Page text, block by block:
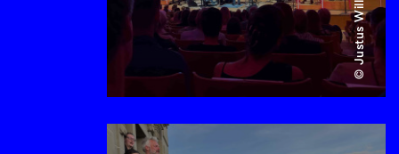
© Justus Wille